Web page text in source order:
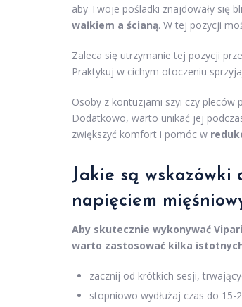
aby Twoje pośladki znajdowały się
wałkiem a ścianą. W tej pozycji
Zaleca się utrzymanie tej pozycji
Praktykuj w cichym otoczeniu
Osoby z kontuzjami szyi czy pleców
Dodatkowo, warto unikać jej
zwiększyć komfort i pomóc w
Jakie są
napięciem
Aby skutecznie wykonywać
warto zastosować kilka
zacznij od krótkich sesji,
stopniowo wydłużaj czas do 15-